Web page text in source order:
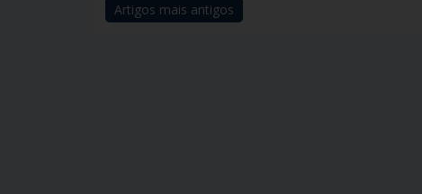
Navegação
Artigos mais antigos